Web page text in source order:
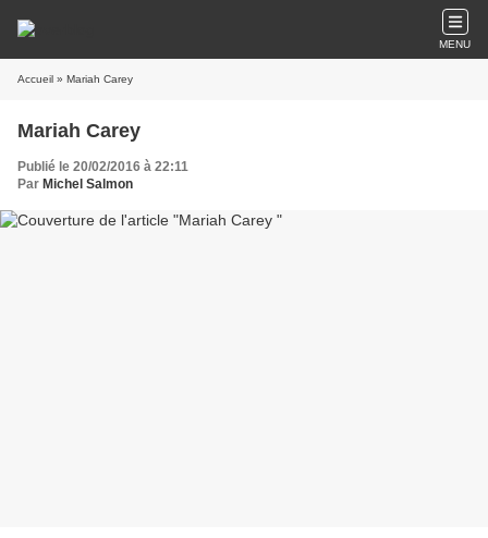
MENU
Accueil » Mariah Carey
Mariah Carey
Publié le 20/02/2016 à 22:11
Par Michel Salmon